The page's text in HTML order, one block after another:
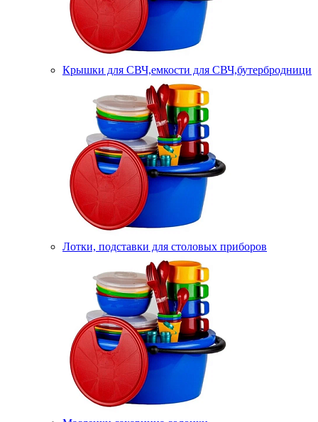
Крышки для СВЧ,емкости для СВЧ,бутербродници
Лотки, подставки для столовых приборов